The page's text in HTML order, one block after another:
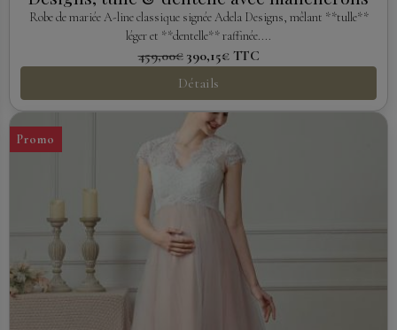
Robe de mariée A-line classique signée Adela Designs, mêlant **tulle**
léger et **dentelle** raffinée....
459,00€ 390,15€ TTC
Détails
Promo